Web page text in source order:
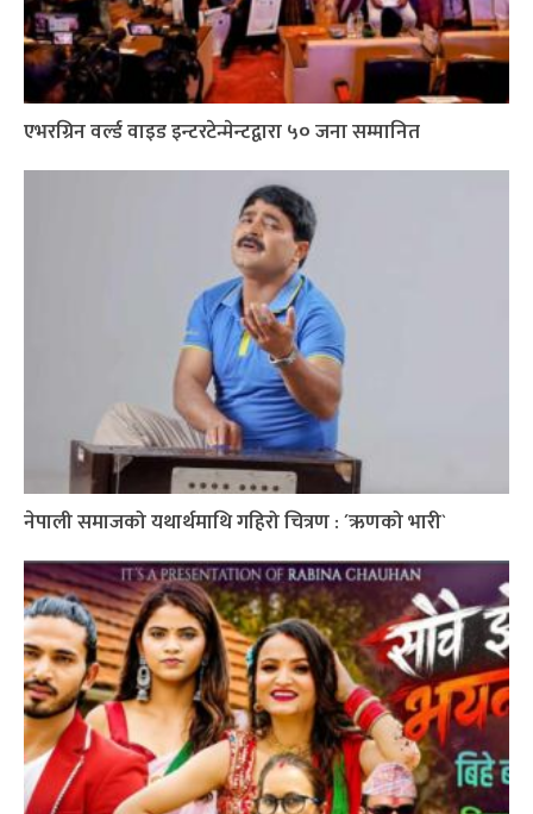
एभरग्रिन वर्ल्ड वाइड इन्टरटेन्मेन्टद्वारा ५० जना सम्मानित
नेपाली समाजको यथार्थमाथि गहिरो चित्रण : ´ऋणको भारी`